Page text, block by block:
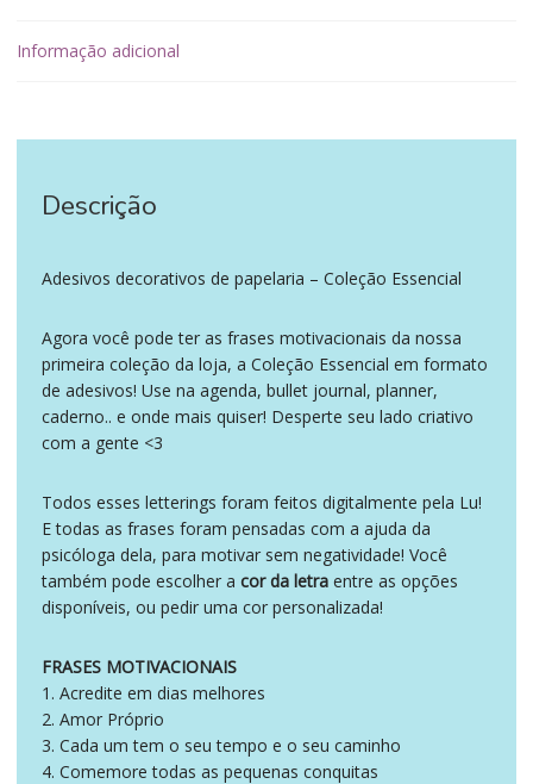
Informação adicional
Descrição
Adesivos decorativos de papelaria – Coleção Essencial
Agora você pode ter as frases motivacionais da nossa
primeira coleção da loja, a Coleção Essencial em formato
de adesivos! Use na agenda, bullet journal, planner,
caderno.. e onde mais quiser! Desperte seu lado criativo
com a gente <3
Todos esses letterings foram feitos digitalmente pela Lu!
E todas as frases foram pensadas com a ajuda da
psicóloga dela, para motivar sem negatividade! Você
também pode escolher a cor da letra entre as opções
disponíveis, ou pedir uma cor personalizada!
FRASES MOTIVACIONAIS
1. Acredite em dias melhores
2. Amor Próprio
3. Cada um tem o seu tempo e o seu caminho
4. Comemore todas as pequenas conquitas